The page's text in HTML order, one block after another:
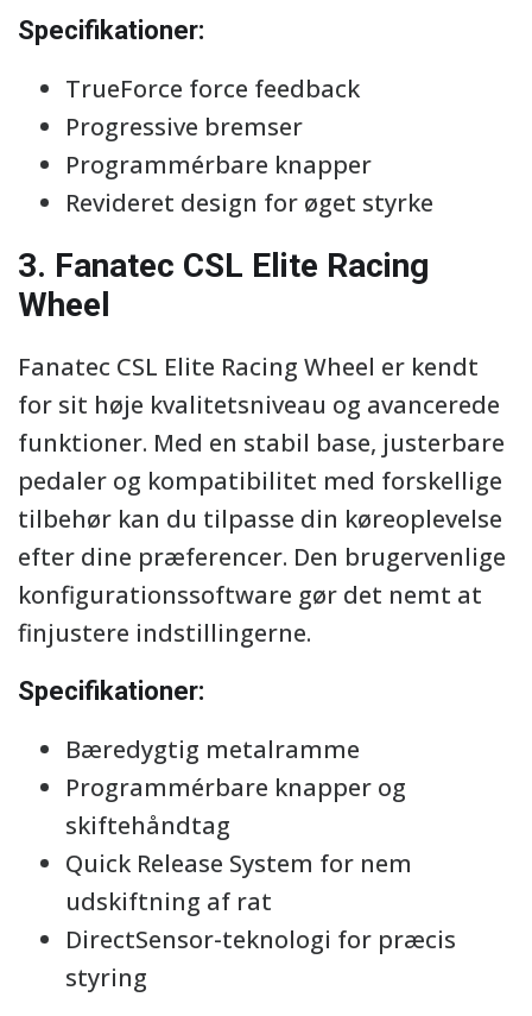
Specifikationer:
TrueForce force feedback
Progressive bremser
Programmérbare knapper
Revideret design for øget styrke
3. Fanatec CSL Elite Racing
Wheel
Fanatec CSL Elite Racing Wheel er kendt
for sit høje kvalitetsniveau og avancerede
funktioner. Med en stabil base, justerbare
pedaler og kompatibilitet med forskellige
tilbehør kan du tilpasse din køreoplevelse
efter dine præferencer. Den brugervenlige
konfigurationssoftware gør det nemt at
finjustere indstillingerne.
Specifikationer:
Bæredygtig metalramme
Programmérbare knapper og
skiftehåndtag
Quick Release System for nem
udskiftning af rat
DirectSensor-teknologi for præcis
styring